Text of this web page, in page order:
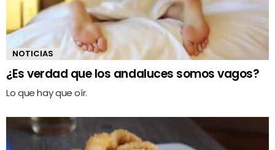
NOTICIAS
¿Es verdad que los andaluces somos vagos?
Lo que hay que oír.